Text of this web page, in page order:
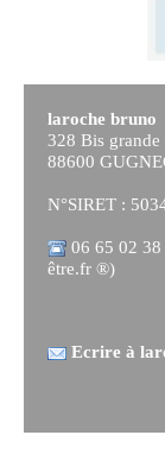
laroche bruno
328 Bis grande
88600
N°SIRET :
06 65 02
être.fr ®)
Ecrire à